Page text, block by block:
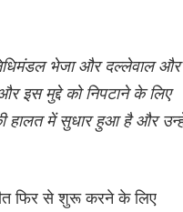
भेजा और दल्लेवाल और
इस मुद्दे को निपटाने के लिए
हालत में सुधार हुआ है और
फिर से शुरू करने के लिए